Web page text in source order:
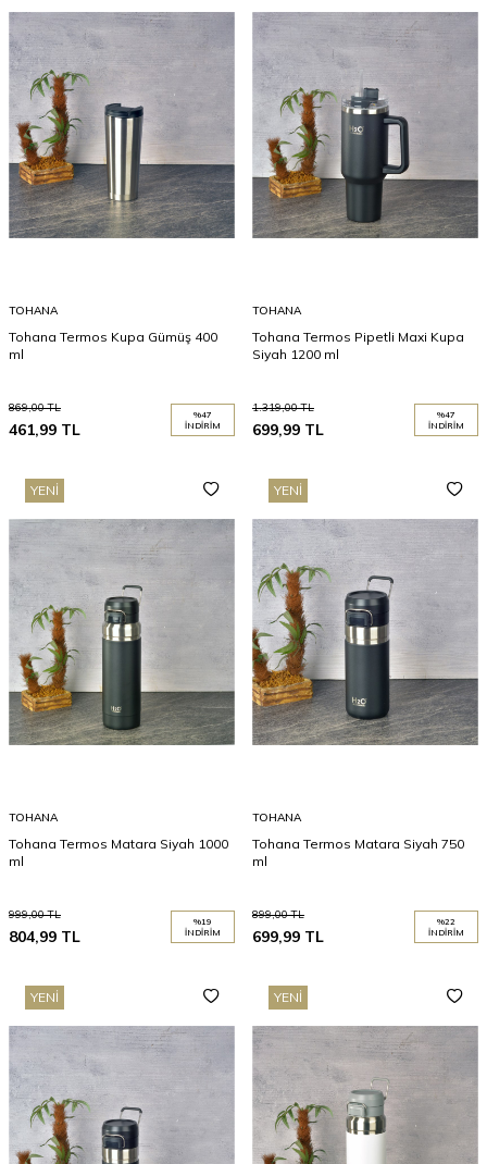
TOHANA
Tohana Termos Kupa Gümüş 400
ml
869,00TL
461,99 TL
%47
İNDIRIM
TOHANA
Tohana Termos Pipetli Maxi Kupa
Siyah 1200 ml
1.319,00TL
699,99 TL
%47
İNDIRIM
YENI
TOHANA
Tohana Termos Matara Siyah 1000
ml
999,00TL
804,99 TL
%19
İNDIRIM
YENI
TOHANA
Tohana Termos Matara Siyah 750
ml
899,00TL
699,99 TL
%22
İNDIRIM
YENI YENI